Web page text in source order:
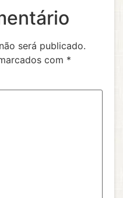
será publicado.
com *